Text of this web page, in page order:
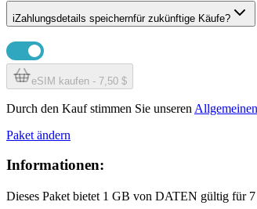
iZahlungsdetails speichernfür zukünftige Käufe?
eSIM kaufen - 7,50 $
Durch den Kauf stimmen Sie unseren
Paket ändern
Informationen:
Dieses Paket bietet 1 GB von DATEN gültig für